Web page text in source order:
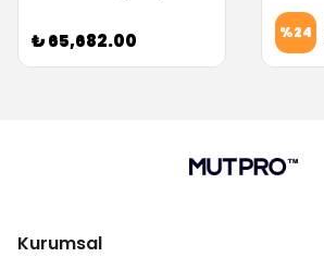
₺ 65,682.00 %24
Kurumsal